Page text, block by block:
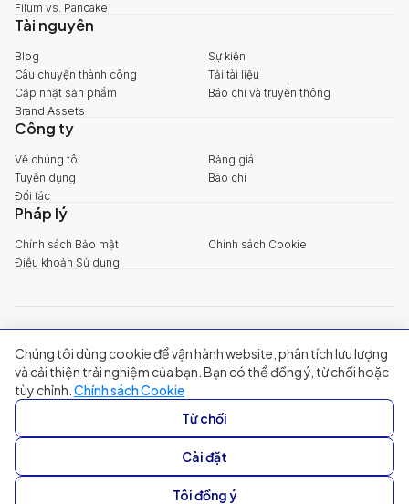
Filum vs. Pancake
Tài nguyên
Blog
Sự kiện
Câu chuyện thành công
Tải tài liệu
Cập nhật sản phẩm
Báo chí và truyền thông
Brand Assets
Công ty
Về chúng tôi
Bảng giá
Tuyển dụng
Báo chí
Đối tác
Pháp lý
Chính sách Bảo mật
Chính sách Cookie
Điều khoản Sử dụng
+84 888 18 1313
Trụ sở chính: Tầng 03, 65-67 Đường B4, Khu đô thị Sala, Phường An
Khánh, TP Hồ Chí Minh
Singapore:20A Tanjong Pagar Road, Singapore
© 2024 Filum Inc. All rights reserved.
Chúng tôi dùng cookie để vận hành website, phân tích lưu lượng
và cải thiện trải nghiệm của bạn. Bạn có thể đồng ý, từ chối hoặc
tùy chỉnh. Chính sách Cookie
Từ chối
Cài đặt
Tôi đồng ý